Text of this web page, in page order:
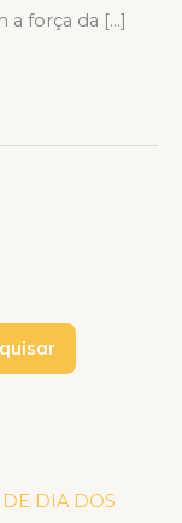
a força da […]
DE DIA DOS